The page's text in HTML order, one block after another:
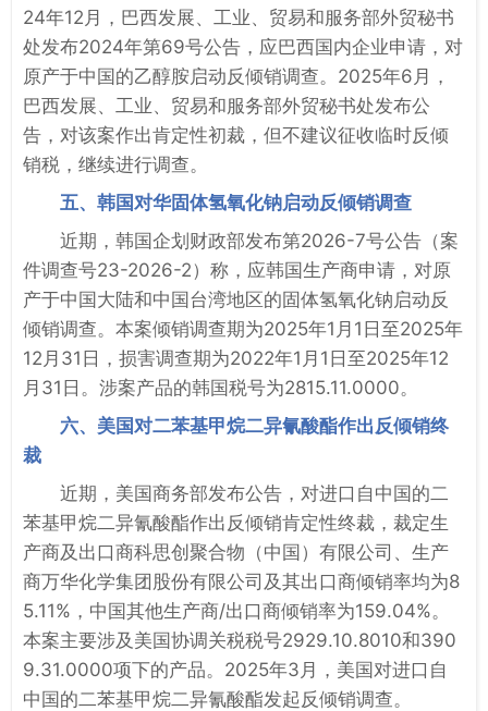
24年12月，巴西发展、工业、贸易和服务部外贸秘书
处发布2024年第69号公告，应巴西国内企业申请，对
原产于中国的乙醇胺启动反倾销调查。2025年6月，
巴西发展、工业、贸易和服务部外贸秘书处发布公
告，对该案作出肯定性初裁，但不建议征收临时反倾
销税，继续进行调查。
五、韩国对华固体氢氧化钠启动反倾销调查
近期，韩国企划财政部发布第2026-7号公告（案
件调查号23-2026-2）称，应韩国生产商申请，对原
产于中国大陆和中国台湾地区的固体氢氧化钠启动反
倾销调查。本案倾销调查期为2025年1月1日至2025年
12月31日，损害调查期为2022年1月1日至2025年12
月31日。涉案产品的韩国税号为2815.11.0000。
六、美国对二苯基甲烷二异氰酸酯作出反倾销终
裁
近期，美国商务部发布公告，对进口自中国的二
苯基甲烷二异氰酸酯作出反倾销肯定性终裁，裁定生
产商及出口商科思创聚合物（中国）有限公司、生产
商万华化学集团股份有限公司及其出口商倾销率均为8
5.11%，中国其他生产商/出口商倾销率为159.04%。
本案主要涉及美国协调关税税号2929.10.8010和390
9.31.0000项下的产品。2025年3月，美国对进口自
中国的二苯基甲烷二异氰酸酯发起反倾销调查。